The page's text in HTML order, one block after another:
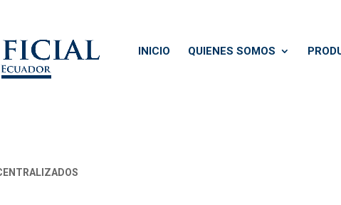
INICIO QUIENES SOMOS